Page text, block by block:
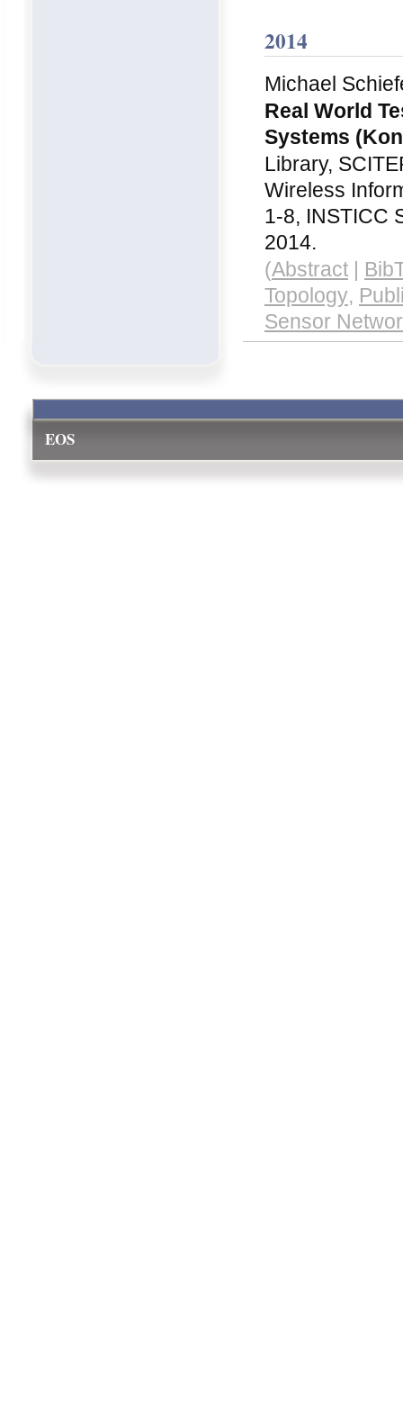
2014
Michael
Real World
Systems
Library,
Wireless
1-8, INSTICC
2014.
(Abstract |
Topology,
Sensor
EOS